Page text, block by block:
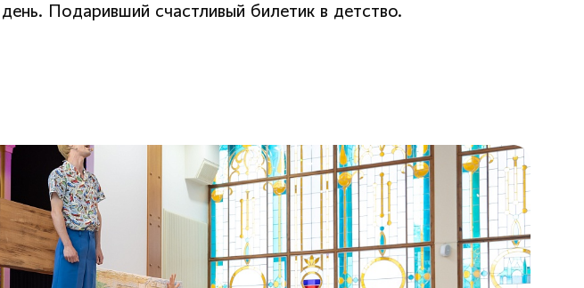
Подаривший счастливый билетик в детство.